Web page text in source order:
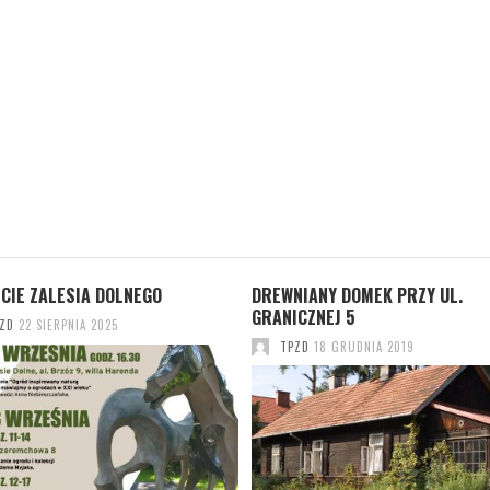
ZALESIA DOLNEGO
22 SIERPNIA 2025
DREWNIANY DOMEK PRZY UL.
GRANICZNEJ 5
TPZD 18 GRUDNIA 2019